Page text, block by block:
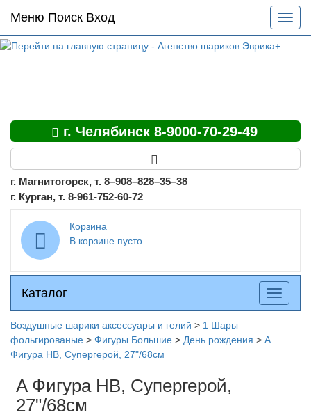
Основное
меню
по
Меню Поиск Вход
меню
г. Челябинск 8-9000-70-29-49
г. Магнитогорск, т. 8–908–828–35–38
г. Курган, т. 8-961-752-60-72
Корзина
В корзине пусто.
Каталог
Каталог
меню
Воздушные шарики аксессуары и гелий > 1 Шары
фольгированые > Фигуры Большие > День рождения > A
Фигура HB, Супергерой, 27"/68см
A Фигура HB, Супергерой,
27"/68см